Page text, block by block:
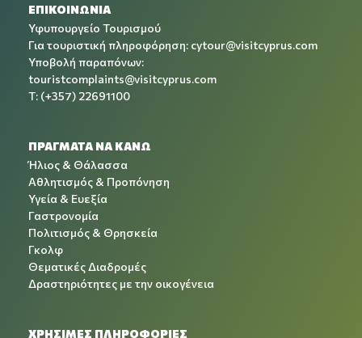
ΕΠΙΚΟΙΝΩΝΙΑ
Υφυπουργείο Τουρισμού
Για τουριστική πληροφόρηση: cytour@visitcyprus.com
Υποβολή παραπόνων:
touristcomplaints@visitcyprus.com
T: (+357) 22691100
ΠΡΑΓΜΑΤΑ ΝΑ ΚΑΝΩ
Ήλιος & Θάλασσα
Αθλητισμός & Προπόνηση
Υγεία & Ευεξία
Γαστρονομία
Πολιτισμός & Θρησκεία
Γκολφ
Θεματικές Διαδρομές
Δραστηριότητες με την οικογένεια
ΧΡΉΣΙΜΕΣ ΠΛΗΡΟΦΟΡΊΕΣ